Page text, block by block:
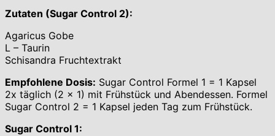
Zutaten (Sugar Control 2):
Agaricus Gobe
L – Taurin
Schisandra Fruchtextrakt
Empfohlene Dosis: Sugar Control Formel 1 = 1 Kapsel
2x täglich (2 × 1) mit Frühstück und Abendessen. Formel
Sugar Control 2 = 1 Kapsel jeden Tag zum Frühstück.
Sugar Control 1: